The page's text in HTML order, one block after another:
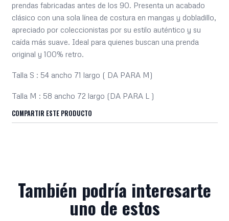
prendas fabricadas antes de los 90. Presenta un acabado
clásico con una sola línea de costura en mangas y dobladillo,
apreciado por coleccionistas por su estilo auténtico y su
caída más suave. Ideal para quienes buscan una prenda
original y 100% retro.
Talla S : 54 ancho 71 largo ( DA PARA M)
Talla M : 58 ancho 72 largo (DA PARA L )
COMPARTIR ESTE PRODUCTO
También podría interesarte
uno de estos